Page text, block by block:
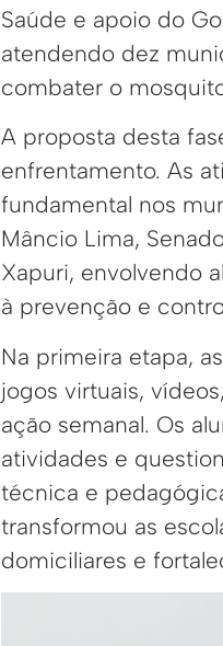
Saúde e apoio do
atendendo dez
combater o
A proposta desta
enfrentamento. As
fundamental nos
Mâncio Lima,
Xapuri, envolvendo
à prevenção e
Na primeira etapa,
jogos virtuais,
ação semanal. Os
atividades e
técnica e
transformou as
domiciliares e